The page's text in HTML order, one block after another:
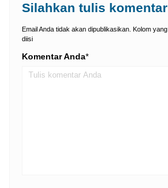
Silahkan tulis
Email Anda tidak akan dipublikasikan. Kolom
diisi
Komentar Anda*